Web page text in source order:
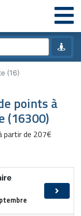
(16)
points à
(16300)
partir de 207€